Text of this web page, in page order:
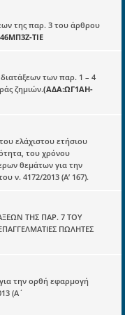
της παρ. 3 του άρθρου
ΤΙΕ
των παρ. 1 – 4
ζημιών.(ΑΔΑ:ΩΓ1ΑΗ-
ελάχιστου ετήσιου
του χρόνου
θεμάτων για την
ν. 4172/2013 (Α’ 167).
ΤΗΣ ΠΑΡ. 7 ΤΟΥ
ΠΩΛΗΤΕΣ
την ορθή εφαρμογή
(Α΄
φιλοδοξεί να συμβάλλει